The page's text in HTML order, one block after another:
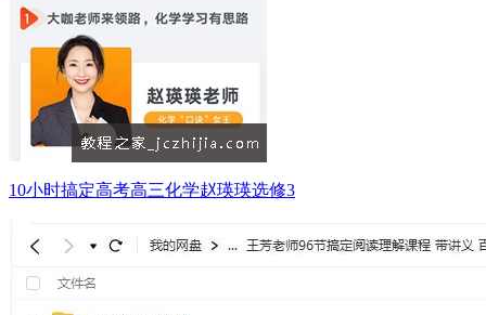
10小时搞定高考高三化学赵瑛瑛选修3